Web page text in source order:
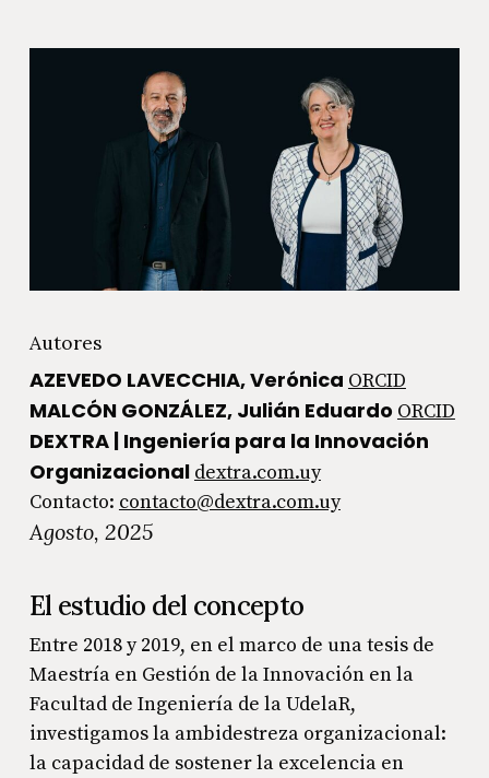
Autores
AZEVEDO LAVECCHIA, Verónica ORCID
MALCÓN GONZÁLEZ, Julián Eduardo ORCID
DEXTRA | Ingeniería para la Innovación
Organizacional dextra.com.uy
Contacto: contacto@dextra.com.uy
Agosto, 2025
El estudio del concepto
Entre 2018 y 2019, en el marco de una tesis de
Maestría en Gestión de la Innovación en la
Facultad de Ingeniería de la UdelaR,
investigamos la ambidestreza organizacional:
la capacidad de sostener la excelencia en